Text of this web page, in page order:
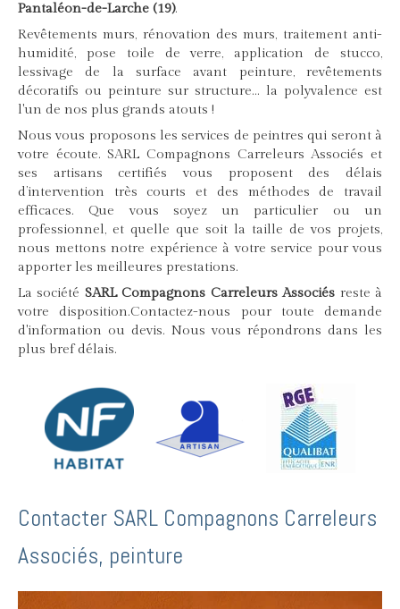
Pantaléon-de-Larche (19).
Revêtements murs, rénovation des murs, traitement anti-
humidité, pose toile de verre, application de stucco,
lessivage de la surface avant peinture, revêtements
décoratifs ou peinture sur structure... la polyvalence est
l'un de nos plus grands atouts !
Nous vous proposons les services de peintres qui seront à
votre écoute. SARL Compagnons Carreleurs Associés et
ses artisans certifiés vous proposent des délais
d’intervention très courts et des méthodes de travail
efficaces. Que vous soyez un particulier ou un
professionnel, et quelle que soit la taille de vos projets,
nous mettons notre expérience à votre service pour vous
apporter les meilleures prestations.
La société SARL Compagnons Carreleurs Associés reste à
votre disposition.Contactez-nous pour toute demande
d'information ou devis. Nous vous répondrons dans les
plus bref délais.
Contacter SARL Compagnons Carreleurs
Associés, peinture